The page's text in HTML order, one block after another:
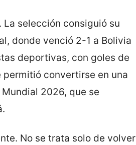
selección consiguió su
donde venció 2-1 a Bolivia
deportivas, con goles de
permitió convertirse en una
2026, que se
No se trata solo de volver